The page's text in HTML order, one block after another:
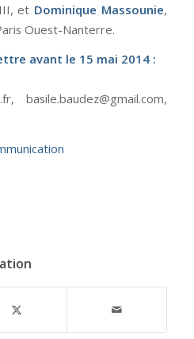
et Dominique Massounie,
Ouest-Nanterre.
avant le 15 mai 2014 :
basile.baudez@gmail.com,